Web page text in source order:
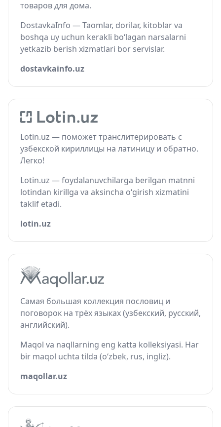
товаров для дома.
DostavkaInfo — Taomlar, dorilar, kitoblar va
boshqa uy uchun kerakli bo‘lagan narsalarni
yetkazib berish xizmatlari bor servislar.
dostavkainfo.uz
Lotin.uz — поможет транслитерировать с
узбекской кириллицы на латиницу и обратно.
Легко!
Lotin.uz — foydalanuvchilarga berilgan matnni
lotindan kirillga va aksincha o‘girish xizmatini
taklif etadi.
lotin.uz
Самая большая коллекция пословиц и
поговорок на трёх языках (узбекский, русский,
английский).
Maqol va naqllarning eng katta kolleksiyasi. Har
bir maqol uchta tilda (o‘zbek, rus, ingliz).
maqollar.uz